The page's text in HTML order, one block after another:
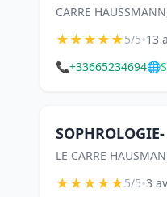
CARRE
★★★★★5/5•13
📞+33665234694🌐
LE CARRE
★★★★★5/5•3